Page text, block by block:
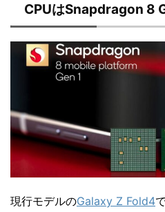
CPUはSnapdragon 8
現行モデルのGalaxy Z Fold4